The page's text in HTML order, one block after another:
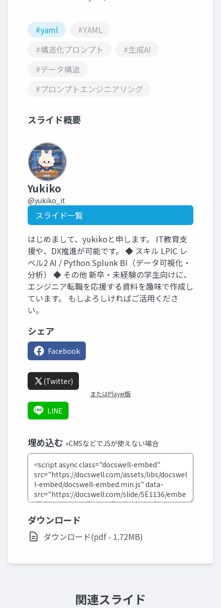
#yaml
#YAML
#構造化プロンプト
#生成AI
#データ構造
#プロンプトエンジニアリング
スライド概要
Yukiko
@yukiko_it
スライド一覧
はじめまして、yukikoと申します。 IT教育支
援や、DX推進が可能です。 ◆ スキル LPIC レ
ベル2 AI / Python Splunk BI（データ可視化・
分析） ◆ その他 新卒・未経験の学生向けに、
エンジニア転職を応援する資料を趣味で作成し
ています。 もしよろしければご活用くださ
い。
シェア
Facebook
(Twitter)
またはPlayer版
LINE
埋め込む »CMSなどでJSが使えない場合
ダウンロード
ダウンロード(pdf - 1.72MB)
関連スライド